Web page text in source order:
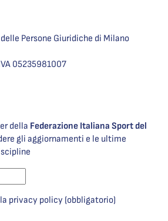
Persone Giuridiche di Milano
05235981007
della Federazione Italiana Sport del
gli aggiornamenti e le ultime
privacy policy (obbligatorio)